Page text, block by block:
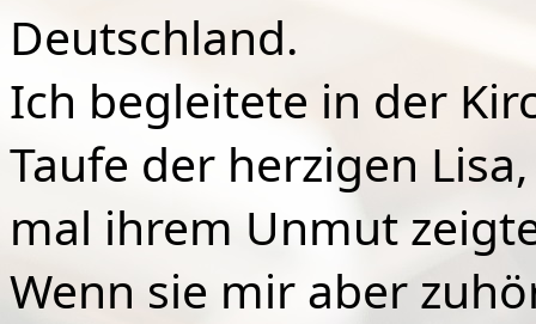
Deutschland.
Ich begleitete in der
Taufe der herzigen
mal ihrem Unmut
Wenn sie mir aber